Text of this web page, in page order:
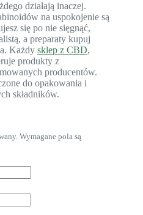
działają inaczej.
na uspokojenie są
się po nie sięgnąć,
a preparaty kupuj
Każdy sklep z CBD,
produkty z
producentów.
do opakowania i
składników.
Wymagane pola są